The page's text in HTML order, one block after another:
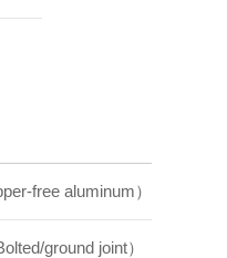
free aluminum）
ground joint）